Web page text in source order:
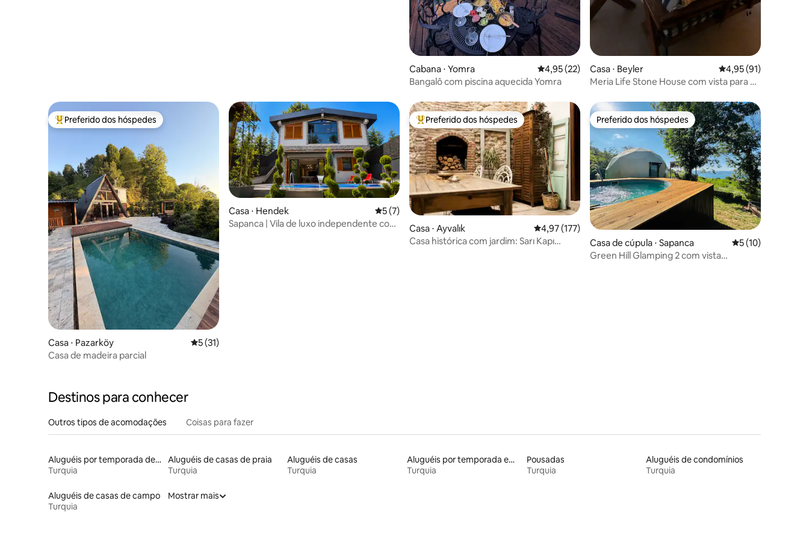
Cabana ⋅ Yomra 4,95 de uma avaliação média de 5, 22 avaliações
4,95 (22)
Bangalô com piscina aquecida Yomra
Casa ⋅ Beyler 4,95 de uma
4,95 (91)
Meria Life Stone House com vista para o
Entre os melhores preferidos dos hóspedes
Preferido dos hóspedes
Casa ⋅ Pazarköy 5 de uma avaliação média de 5, 31 avaliações
5 (31)
Casa de madeira parcial
Casa ⋅ Hendek 5 de uma avaliação média de 5, 7 avaliações
5 (7)
Sapanca | Vila de luxo independente com
Entre os melhores preferidos dos hóspedes
Preferido dos hóspedes
Casa ⋅ Ayvalık 4,97 de uma avaliação média de 5, 177 avaliações
4,97 (177)
Casa histórica com jardim: Sarı Kapı
Preferido dos hóspedes
Preferido dos hóspedes
Casa de cúpula ⋅ Sapanca 5 de uma
5 (10)
Green Hill Glamping 2 com vista
Destinos para conhecer
Outros tipos de acomodações Coisas para fazer
Aluguéis por temporada de acomodações de luxo
Turquia
Aluguéis de casas de praia
Turquia
Aluguéis de casas
Turquia
Aluguéis por temporada em resorts
Turquia
Pousadas
Turquia
Aluguéis de condomínios
Turquia
Aluguéis de casas de campo
Turquia
Mostrar mais